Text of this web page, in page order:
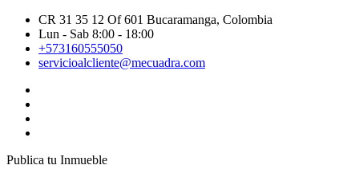
CR 31 35 12 Of 601 Bucaramanga, Colombia
Lun - Sab 8:00 - 18:00
+573160555050
servicioalcliente@mecuadra.com
Publica tu Inmueble